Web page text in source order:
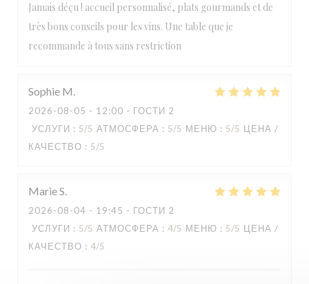
Jamais déçu ! accueil personnalisé, plats gourmands et de
très bons conseils pour les vins. Une table que je
recommande à tous sans restriction
Sophie M
2026-08-05 - 12:00 - ГОСТИ 2
УСЛУГИ : 5/5 АТМОСФЕРА : 5/5 МЕНЮ : 5/5 ЦЕНА /
КАЧЕСТВО : 5/5
MarieS
2026-08-04 - 19:45 - ГОСТИ 2
УСЛУГИ : 5/5 АТМОСФЕРА : 4/5 МЕНЮ : 5/5 ЦЕНА /
КАЧЕСТВО : 4/5
LA TABLE DE CATUSSEAU